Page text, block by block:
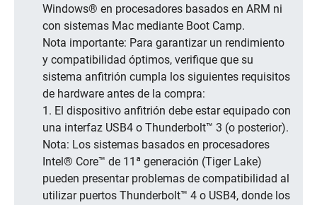
Windows® en procesadores basados en ARM ni
con sistemas Mac mediante Boot Camp.
Nota importante: Para garantizar un rendimiento
y compatibilidad óptimos, verifique que su
sistema anfitrión cumpla los siguientes requisitos
de hardware antes de la compra:
1. El dispositivo anfitrión debe estar equipado con
una interfaz USB4 o Thunderbolt™ 3 (o posterior).
Nota: Los sistemas basados en procesadores
Intel® Core™ de 11ª generación (Tiger Lake)
pueden presentar problemas de compatibilidad al
utilizar puertos Thunderbolt™ 4 o USB4, donde los